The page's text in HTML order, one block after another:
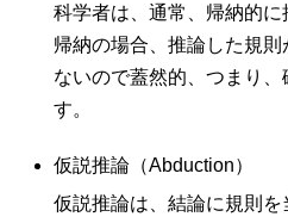
科学者は、通常、帰納的に
帰納の場合、推論した規
ないので蓋然的、つまり、
す。
仮説推論（Abduction）
仮説推論は、結論に規則